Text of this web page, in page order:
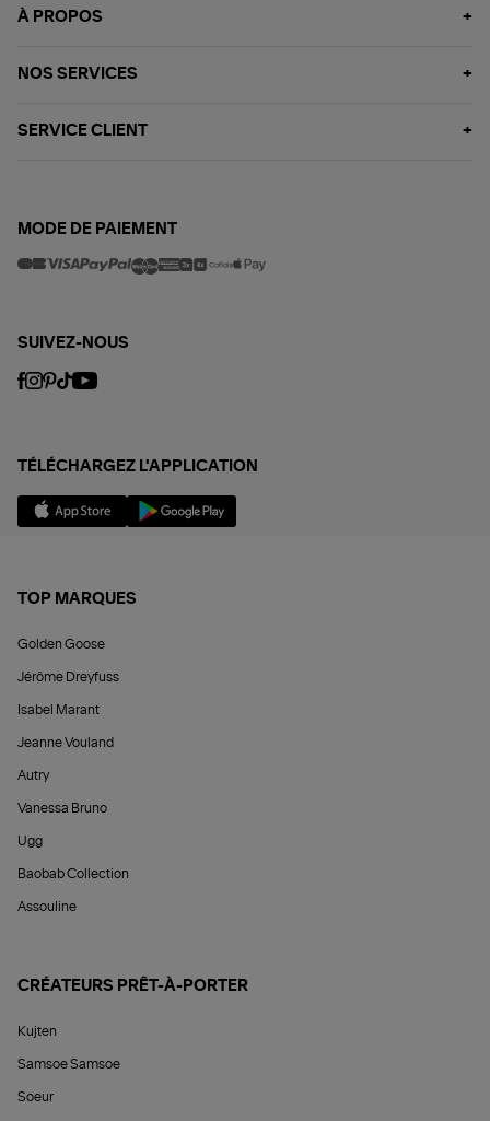
À PROPOS
NOS SERVICES
SERVICE CLIENT
MODE DE PAIEMENT
SUIVEZ-NOUS
TÉLÉCHARGEZ L'APPLICATION
TOP MARQUES
Golden Goose
Jérôme Dreyfuss
Isabel Marant
Jeanne Vouland
Autry
Vanessa Bruno
Ugg
Baobab Collection
Assouline
CRÉATEURS PRÊT-À-PORTER
Kujten
Samsoe Samsoe
Soeur